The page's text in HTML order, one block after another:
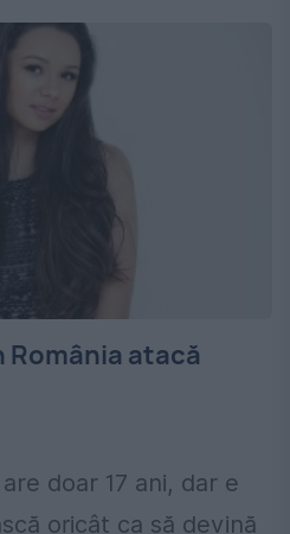
România atacă
doar 17 ani, dar e
oricât ca să devină